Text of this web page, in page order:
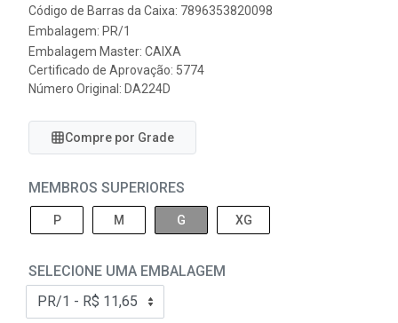
Código de Barras da Caixa: 7896353820098
Embalagem: PR/1
Embalagem Master: CAIXA
Certificado de Aprovação: 5774
Número Original: DA224D
Compre por Grade
MEMBROS SUPERIORES
P M G XG
SELECIONE UMA EMBALAGEM